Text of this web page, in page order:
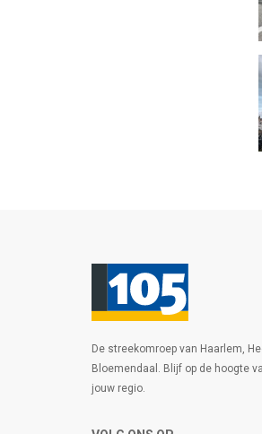
De streekomroep van Haarlem,
Bloemendaal. Blijf op de hoogte
jouw regio.